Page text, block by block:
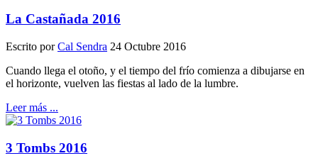
La Castañada 2016
Escrito porCal Sendra 24 Octubre 2016
Cuando llega el otoño, y el tiempo del frío comienza a dibujarse en
el horizonte, vuelven las fiestas al lado de la lumbre.
Leer más ...
3 Tombs 2016